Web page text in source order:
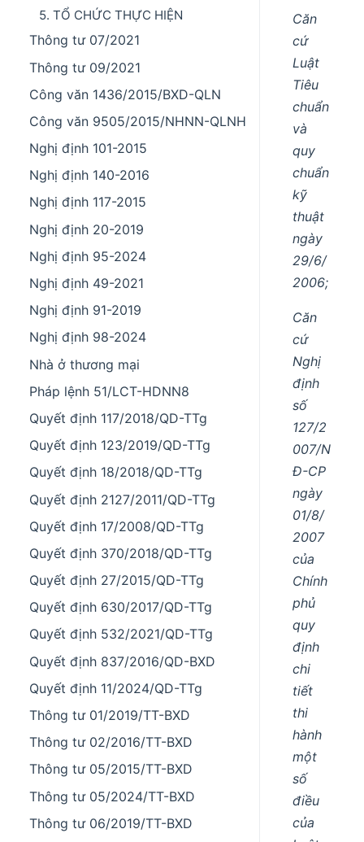
5. TỔ CHỨC THỰC HIỆN
Thông tư 07/2021
Thông tư 09/2021
Công văn 1436/2015/BXD-QLN
Công văn 9505/2015/NHNN-QLNH
Nghị định 101-2015
Nghị định 140-2016
Nghị định 117-2015
Nghị định 20-2019
Nghị định 95-2024
Nghị định 49-2021
Nghị định 91-2019
Nghị định 98-2024
Nhà ở thương mại
Pháp lệnh 51/LCT-HDNN8
Quyết định 117/2018/QD-TTg
Quyết định 123/2019/QD-TTg
Quyết định 18/2018/QD-TTg
Quyết định 2127/2011/QD-TTg
Quyết định 17/2008/QD-TTg
Quyết định 370/2018/QD-TTg
Quyết định 27/2015/QD-TTg
Quyết định 630/2017/QD-TTg
Quyết định 532/2021/QD-TTg
Quyết định 837/2016/QD-BXD
Quyết định 11/2024/QD-TTg
Thông tư 01/2019/TT-BXD
Thông tư 02/2016/TT-BXD
Thông tư 05/2015/TT-BXD
Thông tư 05/2024/TT-BXD
Thông tư 06/2019/TT-BXD
Căn
cứ
Luật
Tiêu
chuẩn
và
quy
chuẩn
kỹ
thuật
ngày
29/6/
2006;
Căn
cứ
Nghị
định
số
127/2
007/N
Đ-CP
ngày
01/8/
2007
của
Chính
phủ
quy
định
chi
tiết
thi
hành
một
số
điều
của